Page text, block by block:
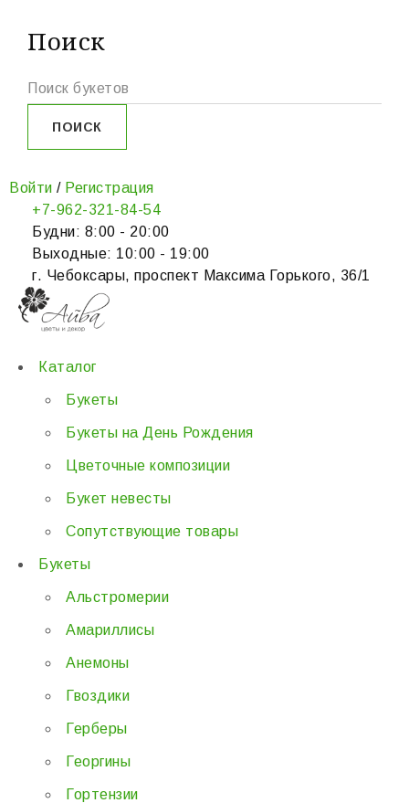
Поиск
Войти / Регистрация
+7-962-321-84-54
Будни: 8:00 - 20:00
Выходные: 10:00 - 19:00
г. Чебоксары, проспект Максима Горького, 36/1
Каталог
Букеты
Букеты на День Рождения
Цветочные композиции
Букет невесты
Сопутствующие товары
Букеты
Альстромерии
Амариллисы
Анемоны
Гвоздики
Герберы
Георгины
Гортензии